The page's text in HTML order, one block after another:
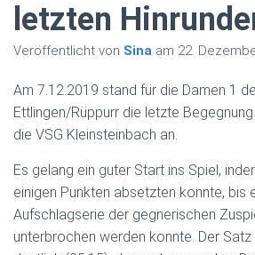
letzten
Veröffentlicht von Sina am 22.
Am 7.12.2019 stand für die Damen 1
Ettlingen/Rüppurr die letzte
die VSG Kleinsteinbach an.
Es gelang ein guter Start ins Spiel,
einigen Punkten absetzten konnte, bis
Aufschlagserie der gegnerischen
unterbrochen werden konnte. Der